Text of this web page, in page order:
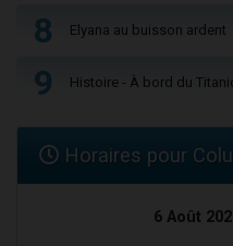
8 Elyana au buisson ardent
9 Histoire - À bord du
Horaires pour
6 Août